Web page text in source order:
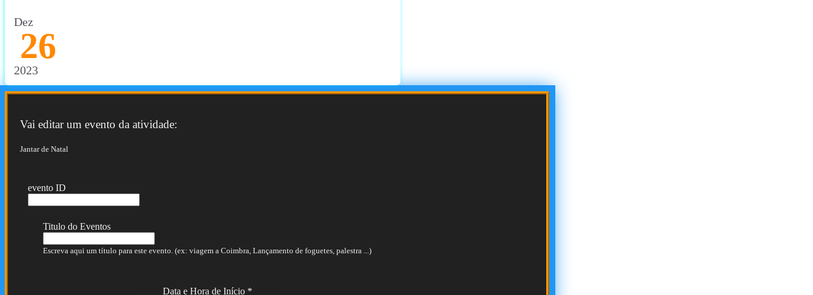
Dez
26
2023
Vai editar um evento da atividade:
Jantar de Natal
evento ID
Titulo do Eventos
Escreva aqui um título para este evento. (ex: viagem a Coimbra, Lançamento de foguetes, palestra ...)
Data e Hora de Início *